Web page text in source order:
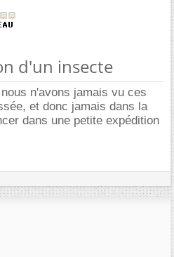
d'un insecte
n'avons jamais vu ces
et donc jamais dans la
dans une petite expédition